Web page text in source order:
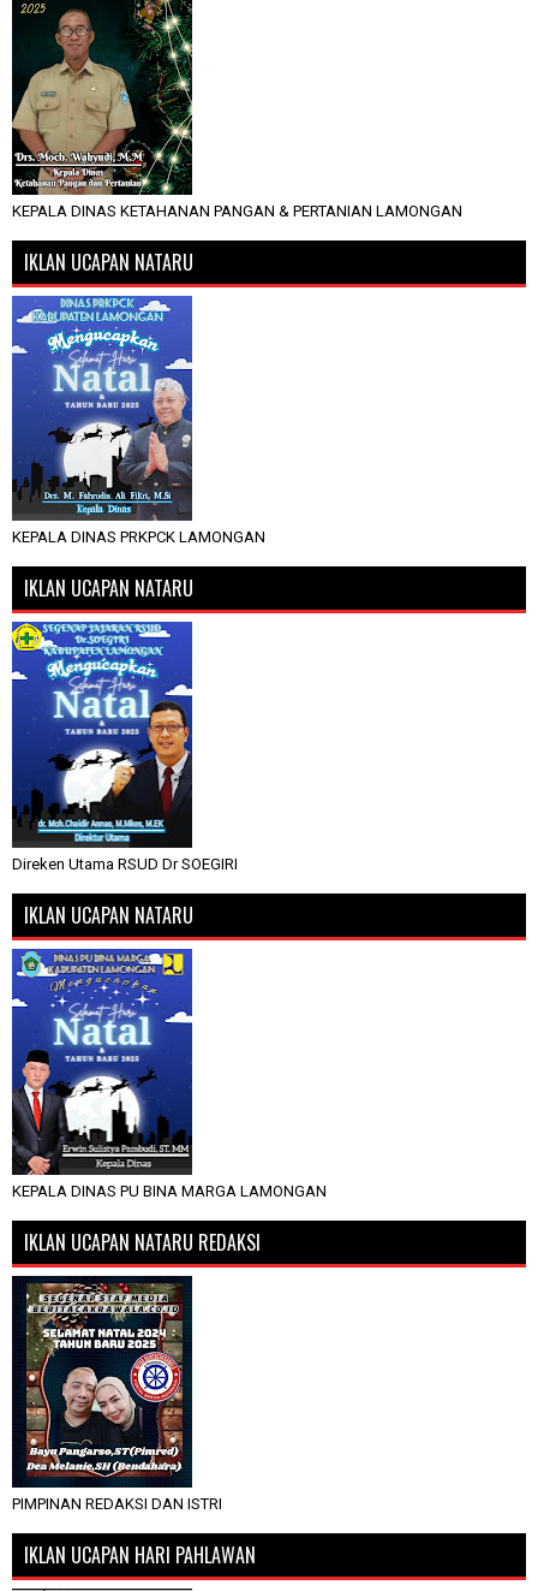
KEPALA DINAS KETAHANAN PANGAN & PERTANIAN LAMONGAN
IKLAN UCAPAN NATARU
KEPALA DINAS PRKPCK LAMONGAN
IKLAN UCAPAN NATARU
Direken Utama RSUD Dr SOEGIRI
IKLAN UCAPAN NATARU
KEPALA DINAS PU BINA MARGA LAMONGAN
IKLAN UCAPAN NATARU REDAKSI
PIMPINAN REDAKSI DAN ISTRI
IKLAN UCAPAN HARI PAHLAWAN